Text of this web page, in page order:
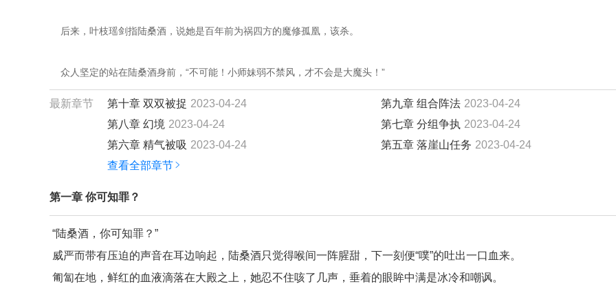
后来，叶枝瑶剑指陆桑酒，说她是百年前为祸四方的魔修孤凰，该杀。
众人坚定的站在陆桑酒身前，“不可能！小师妹弱不禁风，才不会是大魔头！”
最新章节 第十章 双双被捉 2023-04-24 第九章 组合阵法 2023-04-24
第八章 幻境 2023-04-24 第七章 分组争执 2023-04-24
第六章 精气被吸 2023-04-24 第五章 落崖山任务 2023-04-24
查看全部章节
第一章 你可知罪？
“陆桑酒，你可知罪？”
威严而带有压迫的声音在耳边响起，陆桑酒只觉得喉间一阵腥甜，下一刻便“噗”的吐出一口血来。
匍匐在地，鲜红的血液滴落在大殿之上，她忍不住咳了几声，垂着的眼眸中满是冰冷和嘲讽。